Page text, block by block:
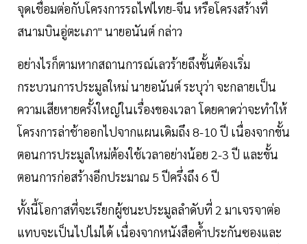
จุดเชื่อมต่อกับโครงการรถไฟไทย-จีน หรือโครงสร้างที่
สนามบินอู่ตะเภา" นายอนันต์ กล่าว
อย่างไรก็ตามหากสถานการณ์เลวร้ายถึงขั้นต้องเริ่ม
กระบวนการประมูลใหม่ นายอนันต์ ระบุว่า จะกลายเป็น
ความเสียหายครั้งใหญ่ในเรื่องของเวลา โดยคาดว่าจะทำให้
โครงการล่าช้าออกไปจากแผนเดิมถึง 8-10 ปี เนื่องจากขั้น
ตอนการประมูลใหม่ต้องใช้เวลาอย่างน้อย 2-3 ปี และขั้น
ตอนการก่อสร้างอีกประมาณ 5 ปีครึ่งถึง 6 ปี
ทั้งนี้โอกาสที่จะเรียกผู้ชนะประมูลลำดับที่ 2 มาเจรจาต่อ
แทบจะเป็นไปไม่ได้ เนื่องจากหนังสือค้ำประกันซองและ